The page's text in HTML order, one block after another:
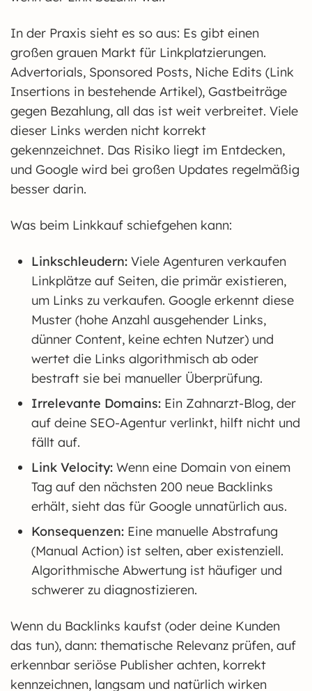
In der Praxis sieht es so aus: Es gibt einen
großen grauen Markt für Linkplatzierungen.
Advertorials, Sponsored Posts, Niche Edits (Link
Insertions in bestehende Artikel), Gastbeiträge
gegen Bezahlung, all das ist weit verbreitet. Viele
dieser Links werden nicht korrekt
gekennzeichnet. Das Risiko liegt im Entdecken,
und Google wird bei großen Updates regelmäßig
besser darin.
Was beim Linkkauf schiefgehen kann:
Linkschleudern: Viele Agenturen verkaufen
Linkplätze auf Seiten, die primär existieren,
um Links zu verkaufen. Google erkennt diese
Muster (hohe Anzahl ausgehender Links,
dünner Content, keine echten Nutzer) und
wertet die Links algorithmisch ab oder
bestraft sie bei manueller Überprüfung.
Irrelevante Domains: Ein Zahnarzt-Blog, der
auf deine SEO-Agentur verlinkt, hilft nicht und
fällt auf.
Link Velocity: Wenn eine Domain von einem
Tag auf den nächsten 200 neue Backlinks
erhält, sieht das für Google unnatürlich aus.
Konsequenzen: Eine manuelle Abstrafung
(Manual Action) ist selten, aber existenziell.
Algorithmische Abwertung ist häufiger und
schwerer zu diagnostizieren.
Wenn du Backlinks kaufst (oder deine Kunden
das tun), dann: thematische Relevanz prüfen, auf
erkennbar seriöse Publisher achten, korrekt
kennzeichnen, langsam und natürlich wirken